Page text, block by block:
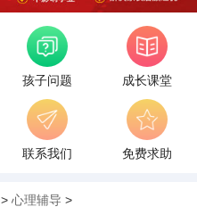
孩子问题 成长课堂
联系我们 免费求助
> 心理辅导 >